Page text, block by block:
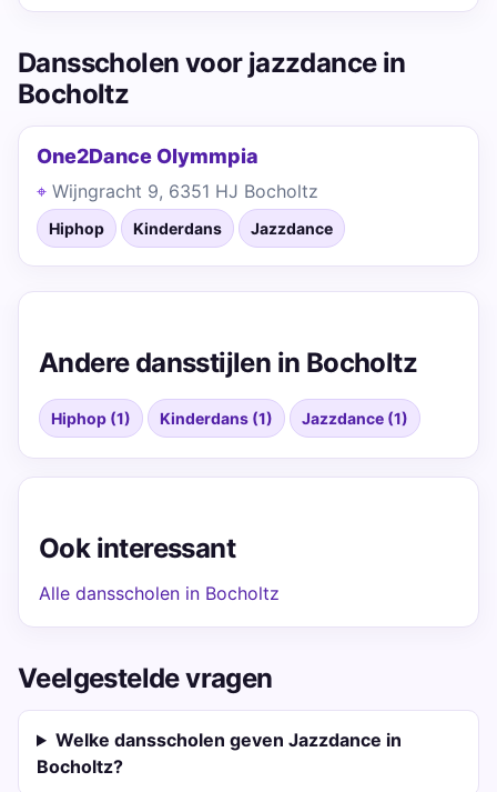
Dansscholen voor jazzdance in
Bocholtz
One2Dance Olymmpia
Wijngracht 9, 6351 HJ Bocholtz
Hiphop Kinderdans Jazzdance
Andere dansstijlen in Bocholtz
Hiphop (1) Kinderdans (1) Jazzdance (1)
Ook interessant
Alle dansscholen in Bocholtz
Veelgestelde vragen
Welke dansscholen geven Jazzdance in
Bocholtz?